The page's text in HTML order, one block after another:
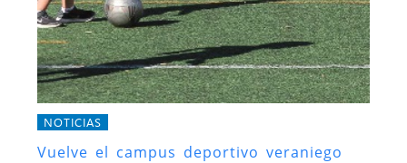
NOTICIAS
Vuelve el campus deportivo veraniego